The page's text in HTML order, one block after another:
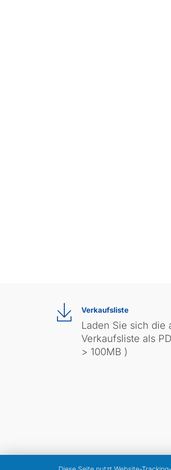
Verkaufsliste
Laden Sie sich die
Verkaufsliste als
> 100MB )